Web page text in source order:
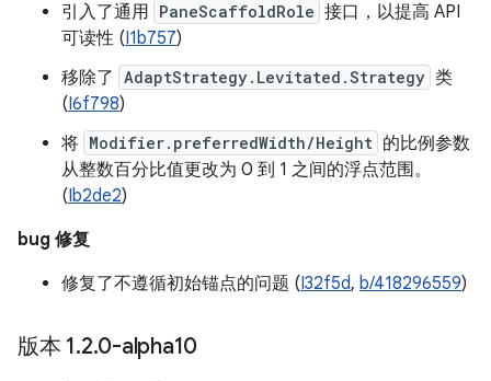
引入了通用 PaneScaffoldRole 接口，以提高 API
可读性 (I1b757)
移除了 AdaptStrategy.Levitated.Strategy 类
(I6f798)
将 Modifier.preferredWidth/Height 的比例参数
从整数百分比值更改为 0 到 1 之间的浮点范围。
(Ib2de2)
bug 修复
修复了不遵循初始锚点的问题 (I32f5d, b/418296559)
版本 1.2.0-alpha10